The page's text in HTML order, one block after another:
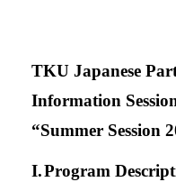
TKU Japanese
Information
“Summer Session
I.Program